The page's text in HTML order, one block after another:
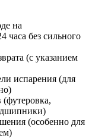
на
часа без сильного
(с указанием
испарения (для
(футеровка,
(особенно для